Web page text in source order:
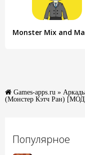
Популярное
Games-apps.ru »
(Монстер Кэтч Ран) [МОД